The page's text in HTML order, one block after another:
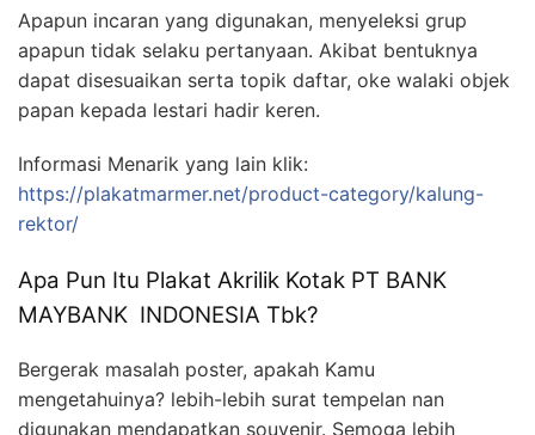
Apapun incaran yang digunakan, menyeleksi grup
apapun tidak selaku pertanyaan. Akibat bentuknya
dapat disesuaikan serta topik daftar, oke walaki objek
papan kepada lestari hadir keren.
Informasi Menarik yang lain klik:
https://plakatmarmer.net/product-category/kalung-
rektor/
Apa Pun Itu Plakat Akrilik Kotak PT BANK
MAYBANK INDONESIA Tbk?
Bergerak masalah poster, apakah Kamu
mengetahuinya? lebih-lebih surat tempelan nan
digunakan mendapatkan souvenir. Semoga lebih